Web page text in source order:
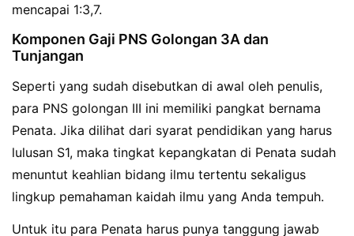
mencapai 1:3,7.
Komponen Gaji PNS Golongan 3A dan
Tunjangan
Seperti yang sudah disebutkan di awal oleh penulis,
para PNS golongan III ini memiliki pangkat bernama
Penata. Jika dilihat dari syarat pendidikan yang harus
lulusan S1, maka tingkat kepangkatan di Penata sudah
menuntut keahlian bidang ilmu tertentu sekaligus
lingkup pemahaman kaidah ilmu yang Anda tempuh.
Untuk itu para Penata harus punya tanggung jawab